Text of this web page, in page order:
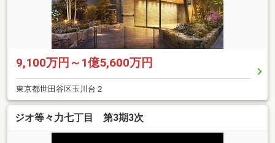
9,100万円～1億5,600万円
東京都世田谷区玉川台２
ジオ等々力七丁目 第3期3次